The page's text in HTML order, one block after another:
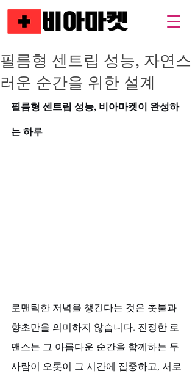
필름형 센트립 성능, 자연스
러운 순간을 위한 설계
필름형 센트립 성능, 비아마켓이 완성하
는 하루
로맨틱한 저녁을 챙긴다는 것은 촛불과
향초만을 의미하지 않습니다. 진정한 로
맨스는 그 아름다운 순간을 함께하는 두
사람이 오롯이 그 시간에 집중하고, 서로